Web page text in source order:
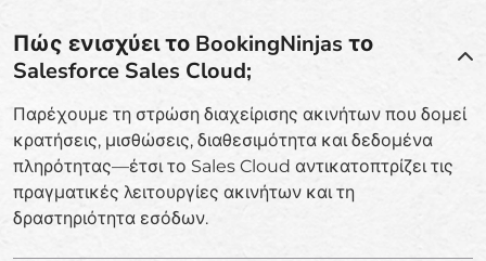
Πώς ενισχύει το BookingNinjas το
Salesforce Sales Cloud;
Παρέχουμε τη στρώση διαχείρισης ακινήτων που δομεί
κρατήσεις, μισθώσεις, διαθεσιμότητα και δεδομένα
πληρότητας—έτσι το Sales Cloud αντικατοπτρίζει τις
πραγματικές λειτουργίες ακινήτων και τη
δραστηριότητα εσόδων.